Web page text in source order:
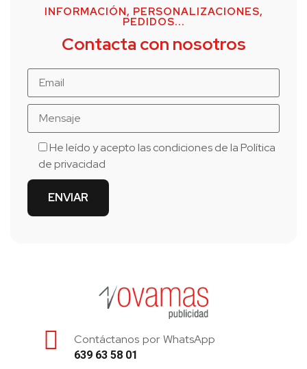
INFORMACIÓN, PERSONALIZACIONES,
PEDIDOS...
Contacta con nosotros
He leído y acepto las condiciones de laPolítica
de privacidad
Contáctanos por WhatsApp
639 63 58 01